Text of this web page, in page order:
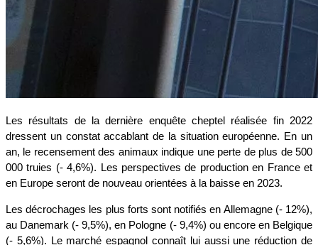
Les résultats de la dernière enquête cheptel réalisée fin 2022
dressent un constat accablant de la situation européenne. En un
an, le recensement des animaux indique une perte de plus de 500
000 truies (- 4,6%). Les perspectives de production en France et
en Europe seront de nouveau orientées à la baisse en 2023.
Les décrochages les plus forts sont notifiés en Allemagne (- 12%),
au Danemark (- 9,5%), en Pologne (- 9,4%) ou encore en Belgique
(- 5,6%). Le marché espagnol connaît lui aussi une réduction de